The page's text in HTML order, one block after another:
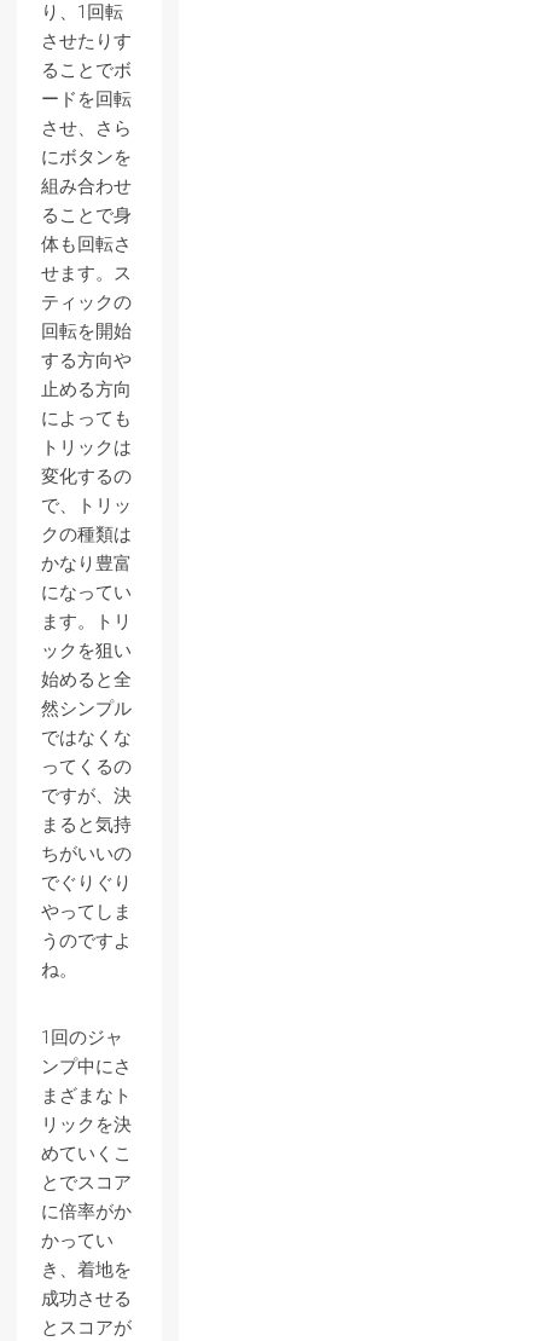
り、1回転
させたりす
ることでボ
ードを回転
させ、さら
にボタンを
組み合わせ
ることで身
体も回転さ
せます。ス
ティックの
回転を開始
する方向や
止める方向
によっても
トリックは
変化するの
で、トリッ
クの種類は
かなり豊富
になってい
ます。トリ
ックを狙い
始めると全
然シンプル
ではなくな
ってくるの
ですが、決
まると気持
ちがいいの
でぐりぐり
やってしま
うのですよ
ね。
1回のジャ
ンプ中にさ
まざまなト
リックを決
めていくこ
とでスコア
に倍率がか
かってい
き、着地を
成功させる
とスコアが